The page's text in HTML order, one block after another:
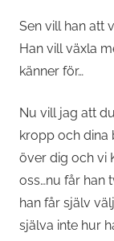
Sen vill han att
Han vill växla
känner för…
Nu vill jag att
kropp och dina
över dig och vi
oss…nu får han
han får själv
själva inte hur